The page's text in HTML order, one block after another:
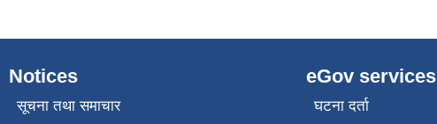
Notices
सूचना तथा समाचार
eGov services
घटना दर्ता